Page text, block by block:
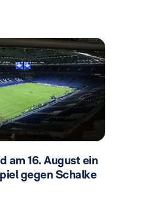
am 16. August ein
gegen Schalke